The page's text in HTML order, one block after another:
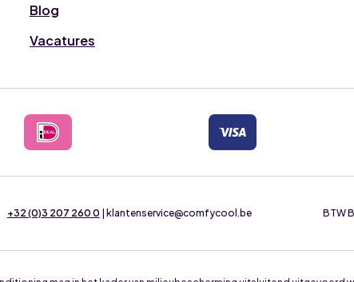
Blog
Vacatures
+32 (0)3 207 260 0 | klantenservice@comfycool.be BTW